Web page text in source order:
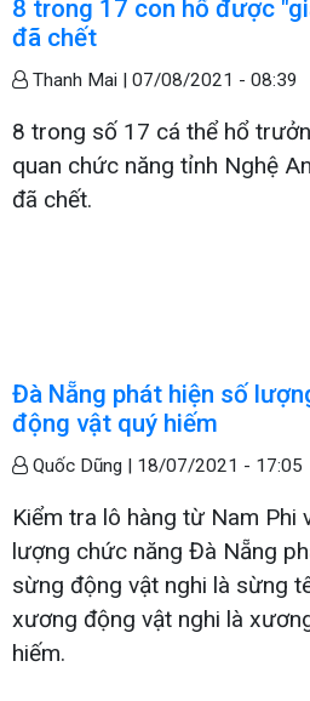
8 trong 17 con hổ được
đã chết
Thanh Mai | 07/08/2021 - 08:39
8 trong số 17 cá thể hổ
quan chức năng tỉnh Nghệ
đã chết.
Đà Nẵng phát hiện số
động vật quý hiếm
Quốc Dũng | 18/07/2021 - 17:05
Kiểm tra lô hàng từ Nam Phi
lượng chức năng Đà Nẵng
sừng động vật nghi là sừng
xương động vật nghi là
hiếm.